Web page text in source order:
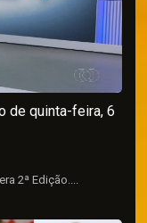
de quinta-feira, 6
2ª Edição....